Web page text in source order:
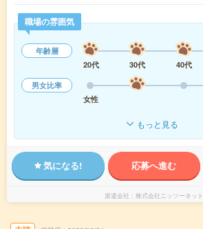
職場の雰囲気
年齢層
20代
30代 40代
男女比率
女性
もっと見る
気になる! 応募へ進む
派遣会社 株式会社ニッソーネット